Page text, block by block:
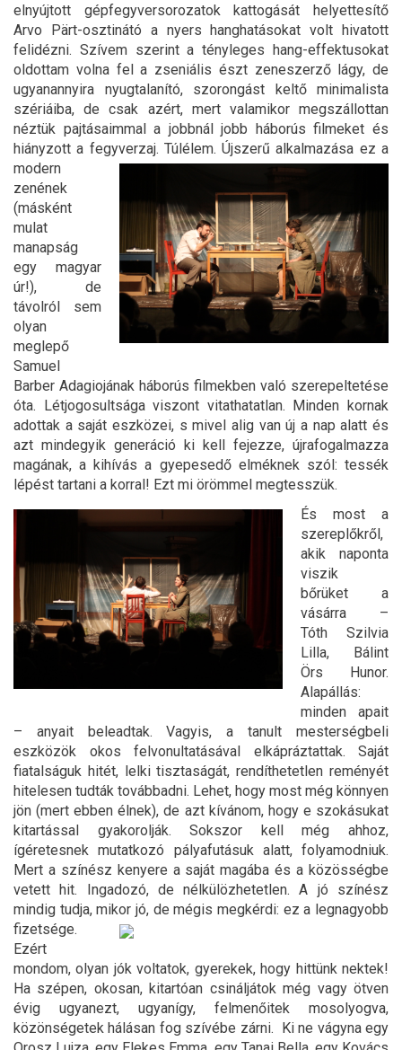
elnyújtott gépfegyversorozatok kattogását helyettesítő
Arvo Pärt-osztinátó a nyers hanghatásokat volt hivatott
felidézni. Szívem szerint a tényleges hang-effektusokat
oldottam volna fel a zseniális észt zeneszerző lágy, de
ugyanannyira nyugtalanító, szorongást keltő minimalista
szériáiba, de csak azért, mert valamikor megszállottan
néztük pajtásaimmal a jobbnál jobb háborús filmeket és
hiányzott a fegyverzaj. Túlélem.Újszerű alkalmazása ez a
modern
zenének
(másként
mulat
manapság
egy magyar
úr!), de
távolról sem
olyan
meglepő
Samuel
Barber Adagiojának háborús filmekben való szerepeltetése
óta. Létjogosultsága viszont vitathatatlan. Minden kornak
adottak a saját eszközei, s mivel alig van új a nap alatt és
azt mindegyik generáció ki kell fejezze, újrafogalmazza
magának, a kihívás a gyepesedő elméknek szól: tessék
lépést tartani a korral! Ezt mi örömmel megtesszük.
És most a
szereplőkről,
akik naponta
viszik
bőrüket a
vásárra –
Tóth Szilvia
Lilla, Bálint
Örs Hunor.
Alapállás:
minden apait
– anyait beleadtak. Vagyis, a tanult mesterségbeli
eszközök okos felvonultatásával elkápráztattak. Saját
fiatalságuk hitét, lelki tisztaságát, rendíthetetlen reményét
hitelesen tudták továbbadni. Lehet, hogy most még könnyen
jön (mert ebben élnek), de azt kívánom, hogy e szokásukat
kitartással gyakorolják. Sokszor kell még ahhoz,
ígéretesnek mutatkozó pályafutásuk alatt, folyamodniuk.
Mert a színész kenyere a saját magába és a közösségbe
vetett hit. Ingadozó, de nélkülözhetetlen. A jó színész
mindig tudja, mikor jó, de mégis megkérdi: ez a legnagyobb
fizetsége.
Ezért
mondom, olyan jók voltatok, gyerekek, hogy hittünk nektek!
Ha szépen, okosan, kitartóan csináljátok még vagy ötven
évig ugyanezt, ugyanígy, felmenőitek mosolyogva,
közönségetek hálásan fog szívébe zárni. Ki ne vágyna egy